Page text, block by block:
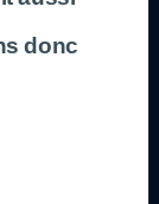
donc